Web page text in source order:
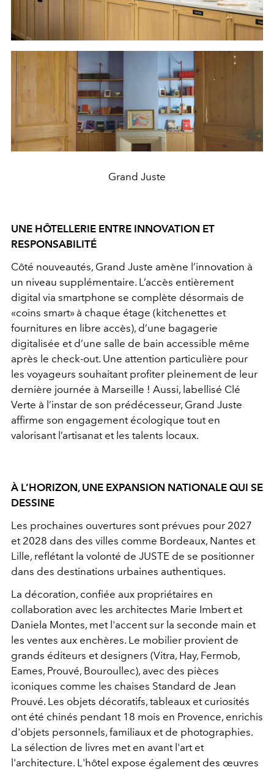
Grand Juste
UNE HÔTELLERIE ENTRE INNOVATION ET
RESPONSABILITÉ
Côté nouveautés, Grand Juste amène l’innovation à
un niveau supplémentaire. L’accès entièrement
digital via smartphone se complète désormais de
«coins smart» à chaque étage (kitchenettes et
fournitures en libre accès), d’une bagagerie
digitalisée et d’une salle de bain accessible même
après le check-out. Une attention particulière pour
les voyageurs souhaitant profiter pleinement de leur
dernière journée à Marseille ! Aussi, labellisé Clé
Verte à l’instar de son prédécesseur, Grand Juste
affirme son engagement écologique tout en
valorisant l’artisanat et les talents locaux.
À L’HORIZON, UNE EXPANSION NATIONALE QUI SE
DESSINE
Les prochaines ouvertures sont prévues pour 2027
et 2028 dans des villes comme Bordeaux, Nantes et
Lille, reflétant la volonté de JUSTE de se positionner
dans des destinations urbaines authentiques.
La décoration, confiée aux propriétaires en
collaboration avec les architectes Marie Imbert et
Daniela Montes, met l'accent sur la seconde main et
les ventes aux enchères. Le mobilier provient de
grands éditeurs et designers (Vitra, Hay, Fermob,
Eames, Prouvé, Bouroullec), avec des pièces
iconiques comme les chaises Standard de Jean
Prouvé. Les objets décoratifs, tableaux et curiosités
ont été chinés pendant 18 mois en Provence, enrichis
d'objets personnels, familiaux et de photographies.
La sélection de livres met en avant l'art et
l'architecture. L'hôtel expose également des œuvres